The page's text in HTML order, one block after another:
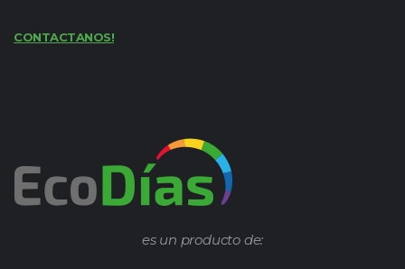
CONTACTANOS!
es un producto de: